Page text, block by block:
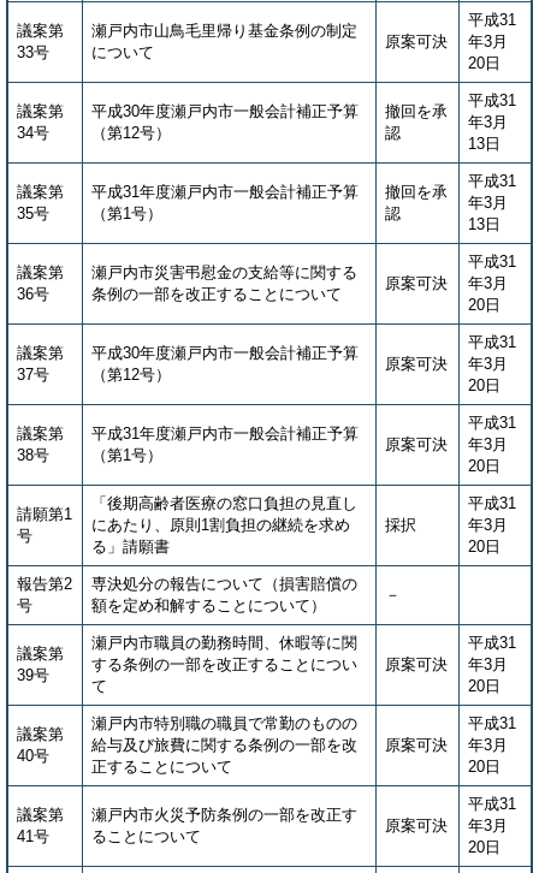
議案第
33号
瀬戸内市山鳥毛里帰り基金条例の制定
について
原案可決
平成31
年3月
20日
議案第
34号
平成30年度瀬戸内市一般会計補正予算
（第12号）
撤回を承
認
平成31
年3月
13日
議案第
35号
平成31年度瀬戸内市一般会計補正予算
（第1号）
撤回を承
認
平成31
年3月
13日
議案第
36号
瀬戸内市災害弔慰金の支給等に関する
条例の一部を改正することについて
原案可決
平成31
年3月
20日
議案第
37号
平成30年度瀬戸内市一般会計補正予算
（第12号）
原案可決
平成31
年3月
20日
議案第
38号
平成31年度瀬戸内市一般会計補正予算
（第1号）
原案可決
平成31
年3月
20日
請願第1
号
「後期高齢者医療の窓口負担の見直し
にあたり、原則1割負担の継続を求め
る」請願書
採択
平成31
年3月
20日
報告第2
号
専決処分の報告について（損害賠償の
額を定め和解することについて）
－
議案第
39号
瀬戸内市職員の勤務時間、休暇等に関
する条例の一部を改正することについ
て
原案可決
平成31
年3月
20日
議案第
40号
瀬戸内市特別職の職員で常勤のものの
給与及び旅費に関する条例の一部を改
正することについて
原案可決
平成31
年3月
20日
議案第
41号
瀬戸内市火災予防条例の一部を改正す
ることについて
原案可決
平成31
年3月
20日